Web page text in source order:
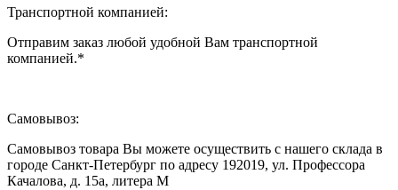
Транспортной компанией:
Отправим заказ любой удобной Вам транспортной
компанией.*
Самовывоз:
Самовывоз товара Вы можете осуществить с нашего склада в
городе Санкт-Петербург по адресу 192019, ул. Профессора
Качалова, д. 15а, литера М